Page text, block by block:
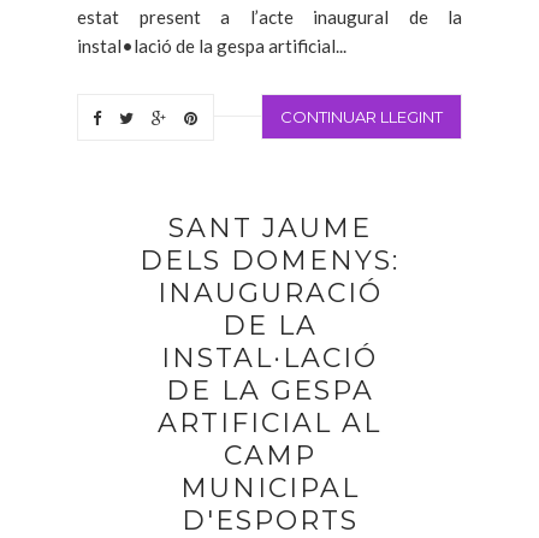
estat present a l’acte inaugural de la
instal•lació de la gespa artificial...
CONTINUAR LLEGINT
SANT JAUME
DELS DOMENYS:
INAUGURACIÓ
DE LA
INSTAL·LACIÓ
DE LA GESPA
ARTIFICIAL AL
CAMP
MUNICIPAL
D'ESPORTS